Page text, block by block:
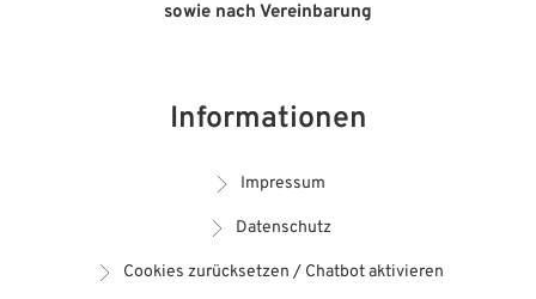
sowie nach Vereinbarung
Informationen
Impressum
Datenschutz
Cookies zurücksetzen / Chatbot aktivieren